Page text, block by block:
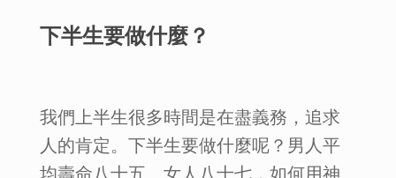
下半生要做什麼？
我們上半生很多時間是在盡義務，追求
人的肯定。下半生要做什麼呢？男人平